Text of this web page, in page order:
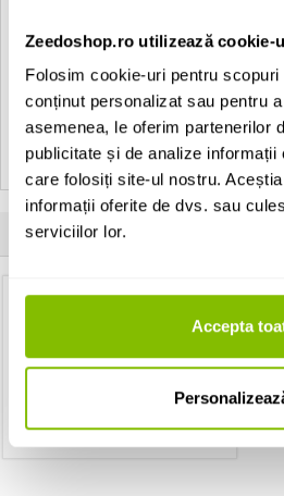
Zeedoshop.ro utilizează cookie-
Folosim cookie-uri pentru
conținut personalizat sau pentru
asemenea, le oferim partenerilor
publicitate și de analize
care folosiți site-ul nostru.
informații oferite de dvs. sau
serviciilor lor.
Accepta
• Housing: Polished aluminium
Vezi toate produsele de tip Surface Artecta
Vezi toate produsele din categoria Surface
Vezi toate produsele producatorului
Produse apartinand aceluiasi producator
IN STOC